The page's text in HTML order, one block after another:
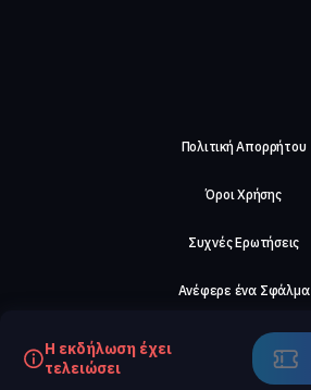
Η εκδήλωση έχει
τελειώσει
Πολιτική Απορρήτου
Όροι Χρήσης
Συχνές Ερωτήσεις
Ανέφερε ένα Σφάλμα
Σχετικά με μας
Careers